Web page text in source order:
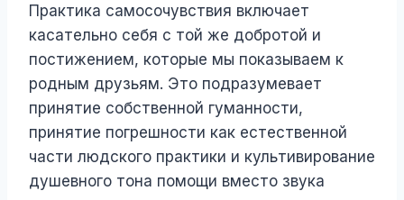
Практика самосочувствия включает
касательно себя с той же добротой и
постижением, которые мы показываем к
родным друзьям. Это подразумевает
принятие собственной гуманности,
принятие погрешности как естественной
части людского практики и культивирование
душевного тона помощи вместо звука